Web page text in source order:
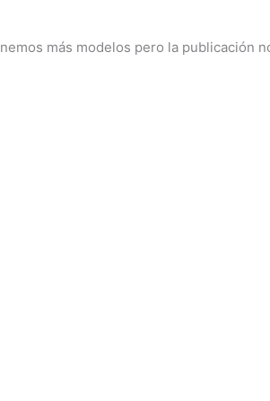
más modelos pero la publicación